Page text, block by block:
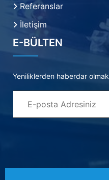
Referanslar
İletişim
E-BÜLTEN
Yeniliklerden haberdar